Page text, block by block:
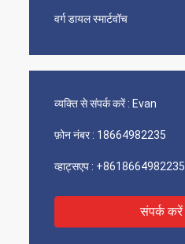
वर्ग डायल स्मार्टवॉच
व्यक्ति से संपर्क करें : Evan
फ़ोन नंबर : 18664982235
व्हाट्सएप : +8618664982235
संपर्क करें